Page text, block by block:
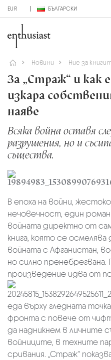
EUR БЪЛГАРСКИ
Новини Ние за
За „Страж“ и как
изкара
наяве
Всяка война оставя
разрушения, но и
същества.
В епоха на войни,
нечовечност, един
войната директно от
книга, която се
войната с Афганистан,
но силно
произведение идва от
еда върху гледната
фронта с повече от
да надникнем в личните
войниците, в техните
сривания. „Страж“